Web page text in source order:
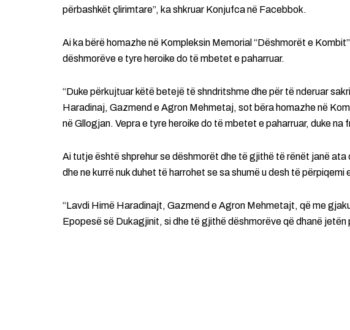
përbashkët çlirimtare”, ka shkruar Konjufca në Facebbok.
Ai ka bërë homazhe në Kompleksin Memorial “Dëshmorët e
dëshmorëve e tyre heroike do të mbetet e paharruar.
“Duke përkujtuar këtë betejë të shndritshme dhe për të nderuar
Haradinaj, Gazmend e Agron Mehmetaj, sot bëra homazhe në
në Gllogjan. Vepra e tyre heroike do të mbetet e paharruar, duke na
Ai tutje është shprehur se dëshmorët dhe të gjithë të rënët janë ata
dhe ne kurrë nuk duhet të harrohet se sa shumë u desh të përpiqemi
“Lavdi Himë Haradinajt, Gazmend e Agron Mehmetajt, që me
Epopesë së Dukagjinit, si dhe të gjithë dëshmorëve që dhanë jetën